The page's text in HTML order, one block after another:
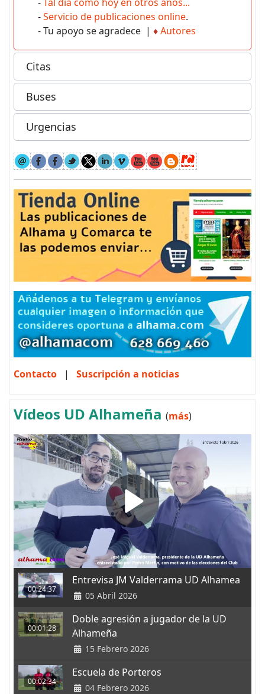
-Tal día como hoy en otros años...
-Servicio de publicaciones online.
- Tu apoyo se agradece | ♦Autores
Citas
Buses
Urgencias
Contacto | Suscripción a noticias
Vídeos UD Alhameña (más)
00:24:37
Entrevisa JM Valderrama UD Alhamea
05 Abril 2026
00:01:28
Doble agresión a jugador de la UD
Alhameña
15 Febrero 2026
00:02:34
Escuela de Porteros
04 Febrero 2026